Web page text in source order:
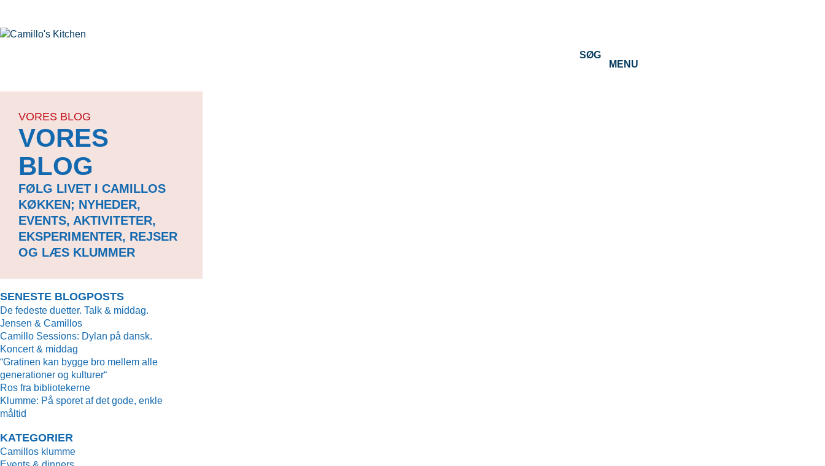
SØG
MENU
VORES BLOG
VORES
BLOG
FØLG LIVET I CAMILLOS
KØKKEN; NYHEDER,
EVENTS, AKTIVITETER,
EKSPERIMENTER, REJSER
OG LÆS KLUMMER
SENESTE BLOGPOSTS
De fedeste duetter. Talk & middag.
Jensen & Camillos
Camillo Sessions: Dylan på dansk.
Koncert & middag
“Gratinen kan bygge bro mellem alle
generationer og kulturer“
Ros fra bibliotekerne
Klumme: På sporet af det gode, enkle
måltid
KATEGORIER
Camillos klumme